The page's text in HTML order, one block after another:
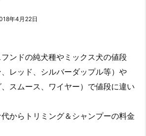
年4月22日
ンドの純犬種やミックス犬の値段
レッド、シルバーダップル等）や
スムース、ワイヤー）で値段に違い
からトリミング＆シャンプーの料金